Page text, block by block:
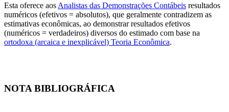
Esta oferece aos Analistas das Demonstrações Contábeis resultados
numéricos (efetivos = absolutos), que geralmente contradizem as
estimativas econômicas, ao demonstrar resultados efetivos
(numéricos = verdadeiros) diversos do estimado com base na
ortodoxa (arcaica e inexplicável) Teoria Econômica.
NOTA BIBLIOGRÁFICA